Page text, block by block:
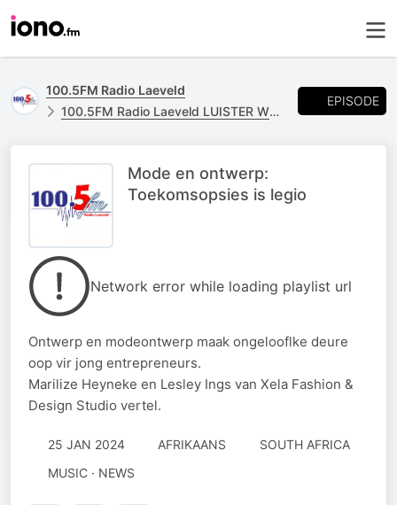
100.5FM Radio Laeveld
100.5FM Radio Laeveld LUISTER WEER
EPISODE
Mode en ontwerp:
Toekomsopsies is legio
Network error while loading playlist url
Ontwerp en modeontwerp maak ongelooflke deure
oop vir jong entrepreneurs.
Marilize Heyneke en Lesley Ings van Xela Fashion &
Design Studio vertel.
25 JAN 2024 AFRIKAANS
SOUTH AFRICA
MUSIC · NEWS